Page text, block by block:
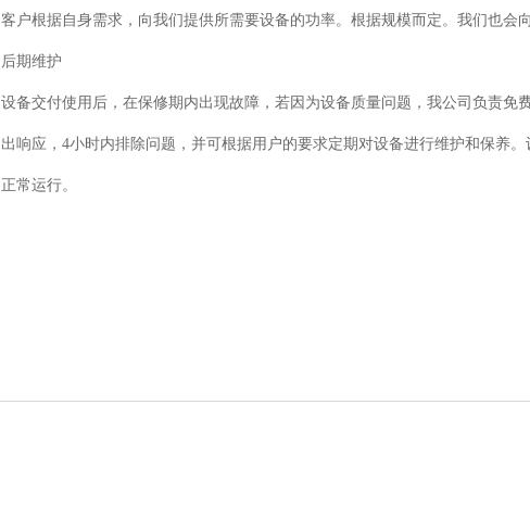
客户根据自身需求，向我们提供所需要设备的功率。根据规模而定。我们也会
后期维护
设备交付使用后，在保修期内出现故障，若因为设备质量问题，我公司负责免
出响应，4小时内排除问题，并可根据用户的要求定期对设备进行维护和保养
正常运行。